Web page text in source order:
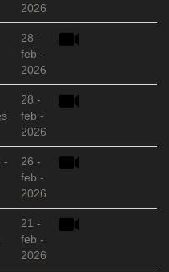
2026
28 -
feb -
2026
28 -
feb -
2026
-
26 -
feb -
2026
21 -
feb -
2026